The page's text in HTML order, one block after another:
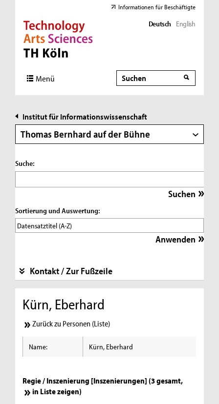
Direkt zur Hauptnavigation
Direkt zur Subnavigation
Direkt zum Inhalt
Direkt zum Fußbereich
Informationen für Beschäftigte
Deutsch English
Menü Suche
Suche
Institut für Informationswissenschaft
Thomas Bernhard auf der Bühne
Suche:
Sortierung und Auswertung:
Kontakt / Zur Fußzeile
Kürn, Eberhard
Zurück zu Personen (Liste)
Name: Kürn, Eberhard
Regie / Inszenierung [Inszenierungen] (3 gesamt,
in Liste zeigen)